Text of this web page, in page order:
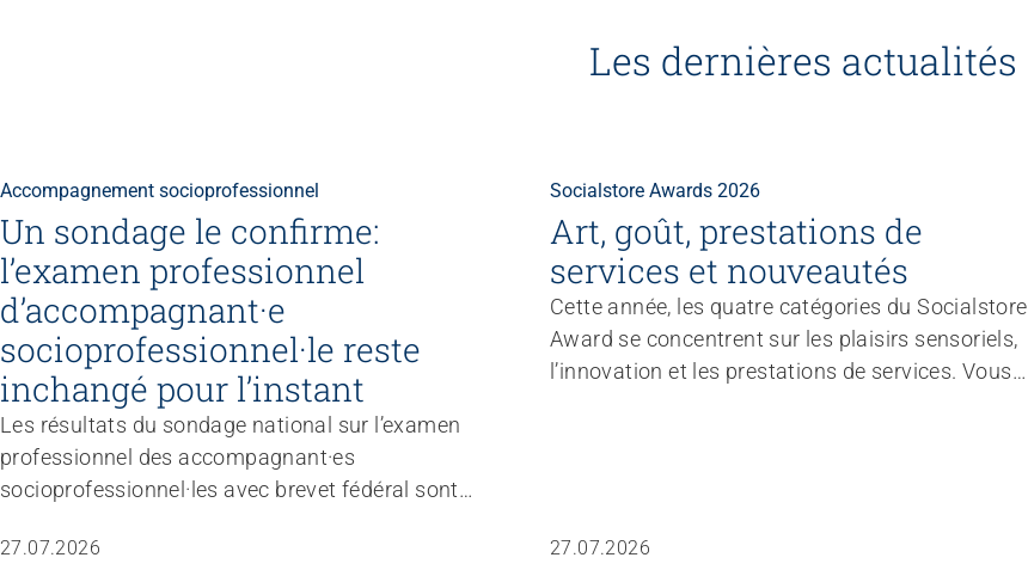
Les dernières actualités
Accompagnement socioprofessionnel
Un sondage le confirme:
l’examen professionnel
d’accompagnant·e
socioprofessionnel·le reste
inchangé pour l’instant
Les résultats du sondage national sur l’examen
professionnel des accompagnant·es
socioprofessionnel·les avec brevet fédéral sont
professionnelle ni le marché du travail n’estiment
27.07.2026
Socialstore Awards 2026
Art, goût, prestations de
services et nouveautés
Cette année, les quatre catégories du Socialstore
Award se concentrent sur les plaisirs sensoriels,
l’innovation et les prestations de services. Vous
27.07.2026